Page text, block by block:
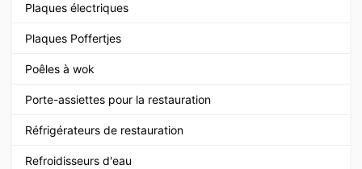
Plaques électriques
Plaques Poffertjes
Poêles à wok
Porte-assiettes pour la restauration
Réfrigérateurs de restauration
Refroidisseurs d'eau